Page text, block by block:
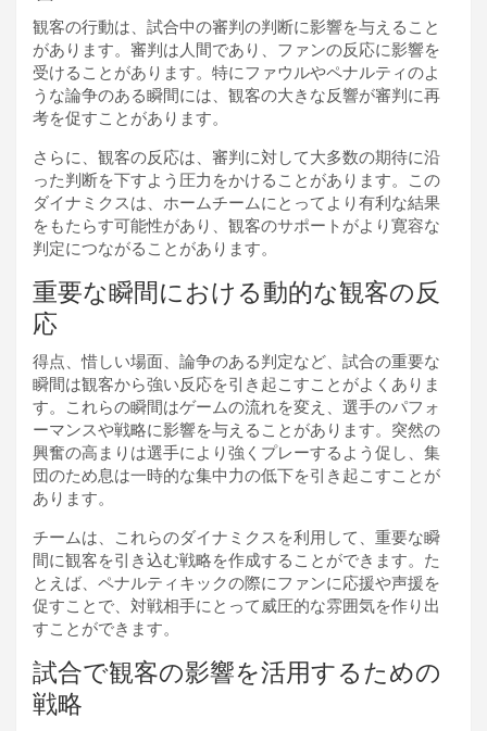
観客の行動は、試合中の審判の判断に影響を与えること
があります。審判は人間であり、ファンの反応に影響を
受けることがあります。特にファウルやペナルティのよ
うな論争のある瞬間には、観客の大きな反響が審判に再
考を促すことがあります。
さらに、観客の反応は、審判に対して大多数の期待に沿
った判断を下すよう圧力をかけることがあります。この
ダイナミクスは、ホームチームにとってより有利な結果
をもたらす可能性があり、観客のサポートがより寛容な
判定につながることがあります。
重要な瞬間における動的な観客の反
応
得点、惜しい場面、論争のある判定など、試合の重要な
瞬間は観客から強い反応を引き起こすことがよくありま
す。これらの瞬間はゲームの流れを変え、選手のパフォ
ーマンスや戦略に影響を与えることがあります。突然の
興奮の高まりは選手により強くプレーするよう促し、集
団のため息は一時的な集中力の低下を引き起こすことが
あります。
チームは、これらのダイナミクスを利用して、重要な瞬
間に観客を引き込む戦略を作成することができます。た
とえば、ペナルティキックの際にファンに応援や声援を
促すことで、対戦相手にとって威圧的な雰囲気を作り出
すことができます。
試合で観客の影響を活用するための
戦略